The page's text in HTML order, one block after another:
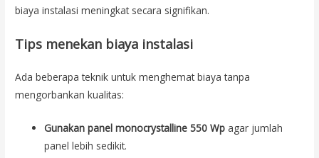
biaya instalasi meningkat secara signifikan.
Tips menekan biaya instalasi
Ada beberapa teknik untuk menghemat biaya tanpa
mengorbankan kualitas:
Gunakan panel monocrystalline 550 Wp agar jumlah
panel lebih sedikit.